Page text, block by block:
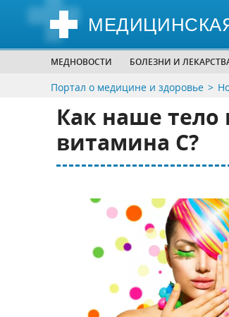
МЕДНОВОСТИ БОЛЕЗНИ И
Портал о медицине и здоровье
Как наше тело
витамина С?